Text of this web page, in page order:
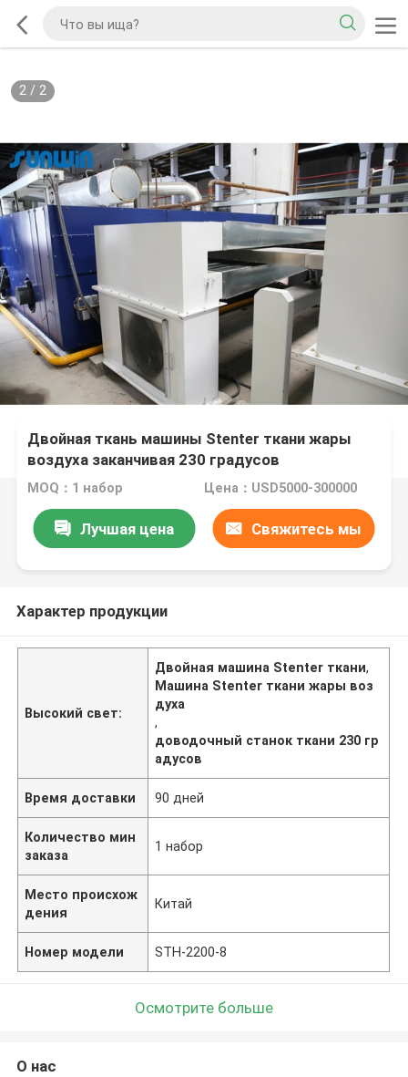
2/ 2
Двойная ткань машины Stenter ткани жары
воздуха заканчивая 230 градусов
MOQ：1 набор Цена：USD5000-300000
Лучшая цена Свяжитесь мы
Характер продукции
Высокий свет:
Двойная машина Stenter ткани,
Машина Stenter ткани жары воз
духа
,
доводочный станок ткани 230 гр
адусов
Время доставки 90 дней
Количество мин
заказа
1 набор
Место происхож
дения
Китай
Номер модели STH-2200-8
Осмотрите больше
О нас